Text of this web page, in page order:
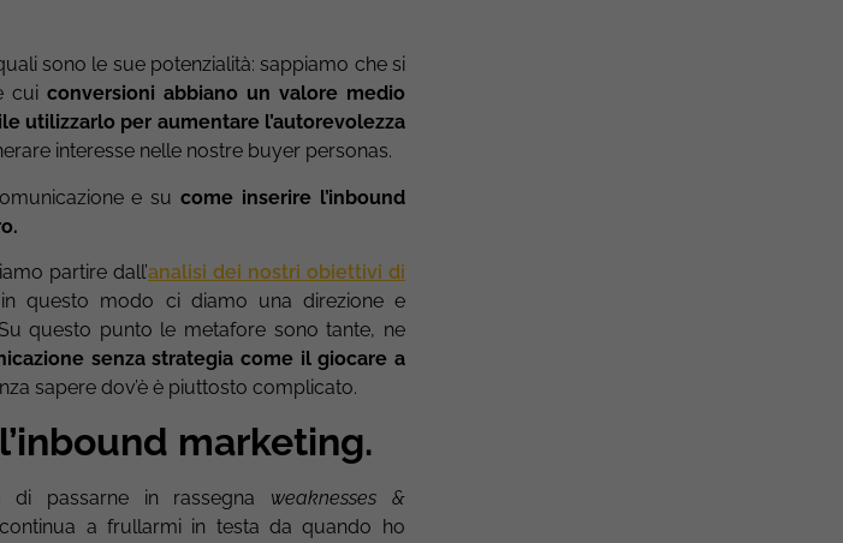
sono le sue potenzialità: sappiamo che si
cuiconversioni abbiano un valore medio
utilizzarlo per aumentare l’autorevolezza
interesse nelle nostre buyer personas.
e sucome inserire l’inbound
partire dall’analisi dei nostri obiettivi di
questo modo ci diamo una direzione e
questo punto le metafore sono tante, ne
senza strategia come il giocare a
sapere dov’è è piuttosto complicato.
marketing.
di passarne in rassegna weaknesses &
a frullarmi in testa da quando ho